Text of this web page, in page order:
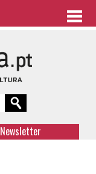
Newsletter